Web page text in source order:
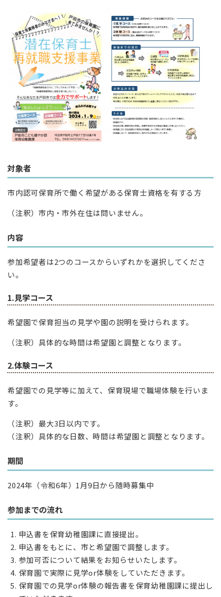
対象者
市内認可保育所で働く希望がある保育士資格を有する方
（注釈）市内・市外在住は問いません。
内容
参加希望者は2つのコースからいずれかを選択してくださ
い。
1.見学コース
希望園で保育担当の見学や園の説明を受けられます。
（注釈）具体的な時間は希望園と調整となります。
2.体験コース
希望園での見学等に加えて、保育現場で職場体験を行いま
す。
（注釈）最大3日以内です。
（注釈）具体的な日数、時間は希望園と調整となります。
期間
2024年（令和6年）1月9日から随時募集中
参加までの流れ
申込書を保育幼稚園課に直接提出。
申込書をもとに、市と希望園で調整します。
参加可否について結果をお知らせいたします。
保育園で実際に見学or体験をしていただきます。
保育園での見学or体験の報告書を保育幼稚園課に提出し